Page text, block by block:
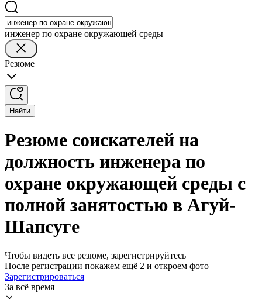
инженер по охране окружающей среды
Резюме
Найти
Резюме соискателей на
должность инженера по
охране окружающей среды с
полной занятостью в Агуй-
Шапсуге
Чтобы видеть все резюме, зарегистрируйтесь
После регистрации покажем ещё 2 и откроем фото
Зарегистрироваться
За всё время